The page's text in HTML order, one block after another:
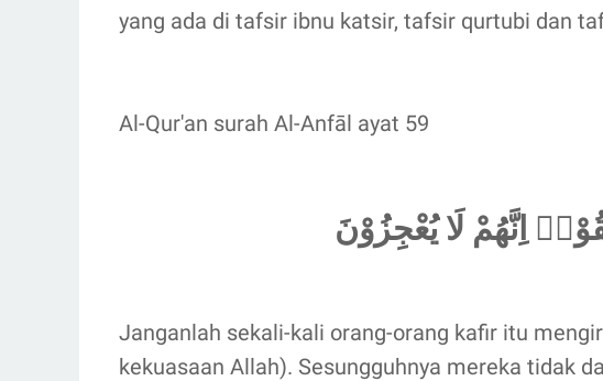
yang ada di tafsir ibnu katsir, tafsir qurtubi dan
Al-Qur'an surah Al-Anfāl ayat 59
اِنَّهُمْ لَا يُعْجِزُوْنَ
Janganlah sekali-kali orang-orang kafir itu
kekuasaan Allah). Sesungguhnya mereka tidak